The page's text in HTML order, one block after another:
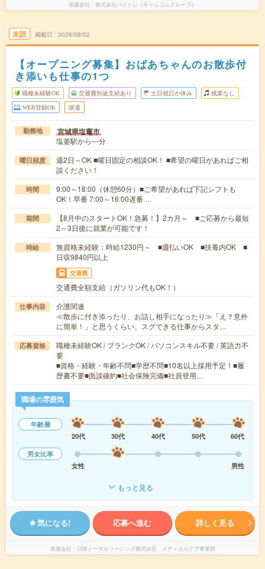
派遣会社 株式会社バイトレ（キャムコムグループ）
未読 掲載日 2026/08/02
【オープニング募集】おばあちゃんのお散歩付
き添いも仕事の1つ
職種未経験OK 交通費別途支給あり 土日祝日が休み 残業なし
WEB登録OK 派遣
勤務地 宮城県塩竈市
塩釜駅から---分
曜日頻度
週2日～OK ■曜日固定の相談OK！ ■希望の曜日があればご相
談ください！
時間
9:00～18:00（休憩60分）■ご希望があれば下記シフトも
OK！早番 7:00～16:00遅番 …
期間
【8月中のスタートOK！急募！】2カ月～ ■ご応募から最短
2～3日後に就業が可能です！
時給
無資格未経験：時給1230円～ ■週払いOK ■扶養内OK ■
日収9840円以上
交通費
交通費全額支給（ガソリン代もOK！）
仕事内容
介護関連
≪散歩に付き添ったり、お話し相手になったり≫「え？意外
に簡単！」と思うくらい、スグできる仕事からスタ…
応募資格
職種未経験OK / ブランクOK / パソコンスキル不要 / 英語力不
要
■資格・経験・年齢不問■学歴不問■10名以上採用予定！■履
歴書不要■面談確約■社会保険完備■社員登用…
職場の雰囲気
年齢層
20代
30代 40代 50代
60代
男女比率
女性
男性
もっと見る
気になる! 応募へ進む 詳しく見る
派遣会社 日研トータルソーシング株式会社 メディカルケア事業部